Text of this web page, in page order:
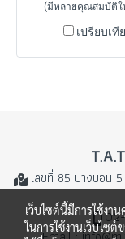
(มีหลายคุณสมบัติใ
เปรียบเที
เลขที่ 85 บางบอน
เว็บไซต์นี้มีการใช้ง
ในการใช้งานเว็บไซ